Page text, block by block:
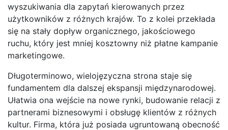
wyszukiwania dla zapytań kierowanych przez
użytkowników z różnych krajów. To z kolei przekłada
się na stały dopływ organicznego, jakościowego
ruchu, który jest mniej kosztowny niż płatne kampanie
marketingowe.
Długoterminowo, wielojęzyczna strona staje się
fundamentem dla dalszej ekspansji międzynarodowej.
Ułatwia ona wejście na nowe rynki, budowanie relacji z
partnerami biznesowymi i obsługę klientów z różnych
kultur. Firma, która już posiada ugruntowaną obecność